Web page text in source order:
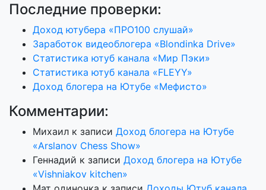
Последние проверки:
Доход ютубера «ПРО100 слушай»
Заработок видеоблогера «Blondinka Drive»
Статистика ютуб канала «Мир Пэки»
Статистика ютуб канала «FLEYY»
Доход блогера на Ютубе «Мефисто»
Комментарии:
Михаил к записи Доход блогера на Ютубе
«Arslanov Chess Show»
Геннадий к записи Доход блогера на Ютубе
«Vishniakov kitchen»